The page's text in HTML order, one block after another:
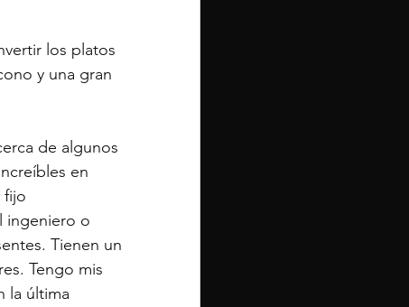
los platos
y una gran
de algunos
en
fijo
ingeniero o
Tienen un
Tengo mis
la última